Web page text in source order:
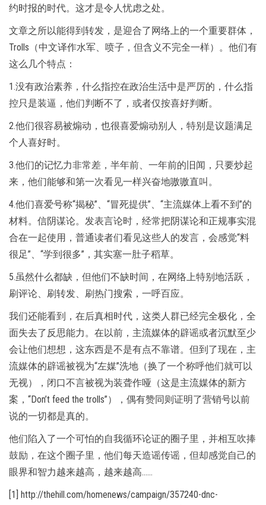
约时报的时代。这才是令人忧虑之处。
文章之所以能得到转发，是迎合了网络上的一个重要群体，
Trolls（中文译作水军、喷子，但含义不完全一样）。他们有
这么几个特点：
1.没有政治素养，什么指控在政治生活中是严厉的，什么指
控只是装逼，他们判断不了，或者仅按喜好判断。
2.他们很容易被煽动，也很喜爱煽动别人，特别是议题满足
个人喜好时。
3.他们的记忆力非常差，半年前、一年前的旧闻，只要炒起
来，他们能够和第一次看见一样兴奋地嗷嗷直叫。
4.他们喜爱号称“揭秘”、“冒死提供”、“主流媒体上看不到”的
材料。信阴谋论。发表言论时，经常把阴谋论和正规事实混
合在一起使用，普通读者们看见这些人的发言，会感觉“料
很足”、“学到很多”，其实塞一肚子稻草。
5.虽然什么都缺，但他们不缺时间，在网络上特别地活跃，
刷评论、刷转发、刷热门搜索，一呼百应。
我们还能看到，在后真相时代，这类人群已经完全极化，全
面失去了反思能力。在以前，主流媒体的辟谣或者沉默至少
会让他们想想，这东西是不是有点不靠谱。但到了现在，主
流媒体的辟谣被视为“左媒”洗地（换了一个称呼他们就可以
无视），闭口不言被视为装聋作哑（这是主流媒体的新方
案，“Don’t feed the trolls”），偶有赞同则证明了营销号以前
说的一切都是真的。
他们陷入了一个可怕的自我循环论证的圈子里，并相互吹捧
鼓励，在这个圈子里，他们每天造谣传谣，但却感觉自己的
眼界和智力越来越高，越来越高……
[1] http://thehill.com/homenews/campaign/357240-dnc-